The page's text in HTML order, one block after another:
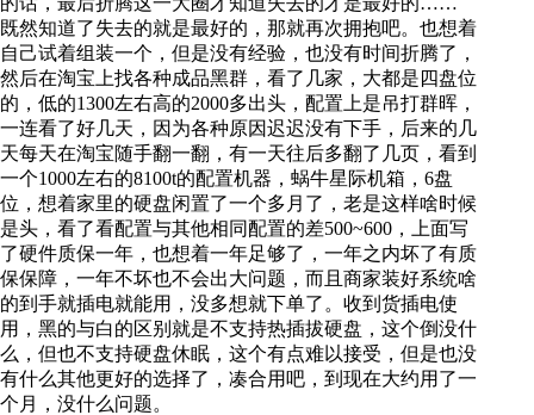
既然知道了失去的就是最好的，那就再次拥抱吧。也想着
自己试着组装一个，但是没有经验，也没有时间折腾了，
然后在淘宝上找各种成品黑群，看了几家，大都是四盘位
的，低的1300左右高的2000多出头，配置上是吊打群晖，
一连看了好几天，因为各种原因迟迟没有下手，后来的几
天每天在淘宝随手翻一翻，有一天往后多翻了几页，看到
一个1000左右的8100t的配置机器，蜗牛星际机箱，6盘
位，想着家里的硬盘闲置了一个多月了，老是这样啥时候
是头，看了看配置与其他相同配置的差500~600，上面写
了硬件质保一年，也想着一年足够了，一年之内坏了有质
保保障，一年不坏也不会出大问题，而且商家装好系统啥
的到手就插电就能用，没多想就下单了。收到货插电使
用，黑的与白的区别就是不支持热插拔硬盘，这个倒没什
么，但也不支持硬盘休眠，这个有点难以接受，但是也没
有什么其他更好的选择了，凑合用吧，到现在大约用了一
个月，没什么问题。